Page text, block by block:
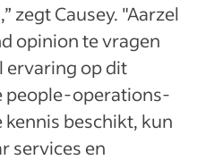
zegt Causey. "Aarzel
opinion te vragen
ervaring op dit
people-operations-
beschikt, kun
services en